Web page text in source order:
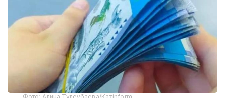
Фото: Алина Тулеубаева/Kazinform